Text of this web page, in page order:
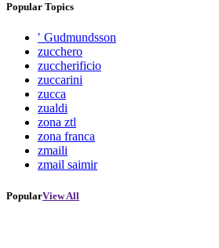
Popular Topics
′ Gudmundsson
zucchero
zuccherificio
zuccarini
zucca
zualdi
zona ztl
zona franca
zmaili
zmail saimir
PopularView All